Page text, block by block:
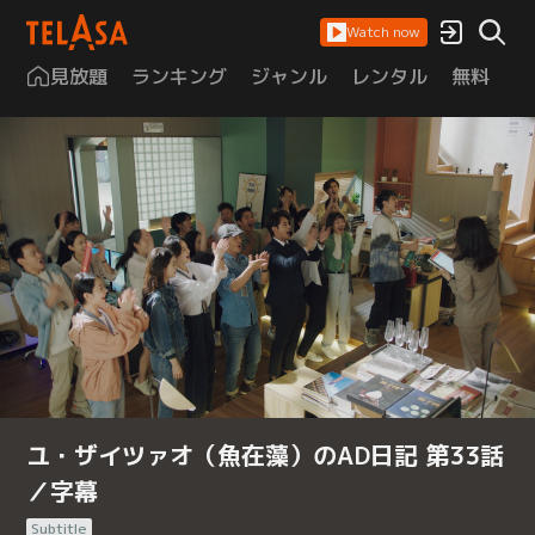
Watch now
見放題 ランキング ジャンル レンタル 無料
ユ・ザイツァオ（魚在藻）のAD日記 第33話
／字幕
Subtitle